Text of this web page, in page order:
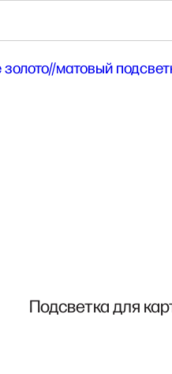
Подсветка для